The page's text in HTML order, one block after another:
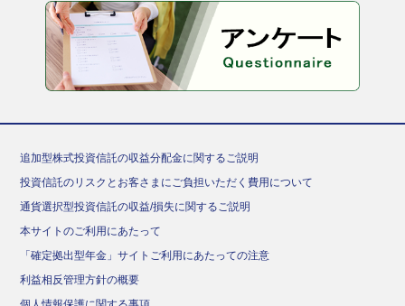
追加型株式投資信託の収益分配金に関するご説明
投資信託のリスクとお客さまにご負担いただく費用について
通貨選択型投資信託の収益/損失に関するご説明
本サイトのご利用にあたって
「確定拠出型年金」サイトご利用にあたっての注意
利益相反管理方針の概要